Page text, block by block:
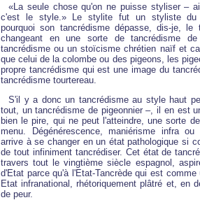
«La seule chose qu'on ne puisse styliser –
c'est le style.» Le stylite fut un styliste du
pourquoi son tancrédisme dépasse, dis-je, le
changeant en une sorte de tancrédisme
tancrédisme ou un stoïcisme chrétien naïf et
que celui de la colombe ou des pigeons, les
propre tancrédisme qui est une image du
tancrédisme tourtereau.
S'il y a donc un tancrédisme au style haut
tout, un tancrédisme de pigeonnier –, il en est
bien le pire, qui ne peut l'atteindre, une sorte
menu. Dégénérescence, maniérisme infra ou
arrive à se changer en un état pathologique si
de tout infiniment tancrédiser. Cet état de
travers tout le vingtième siècle espagnol,
d'Etat parce qu'à l'Etat-Tancrède qui est
Etat infranational, rhétoriquement plâtré et, en
de peur.